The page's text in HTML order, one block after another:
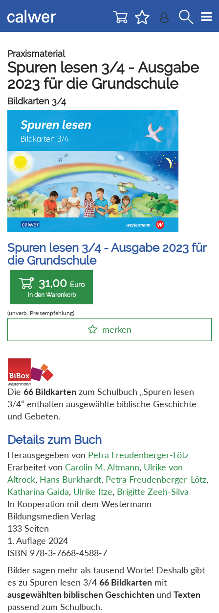
zur
Navigation
zum
Inhalt
Praxismaterial
Spuren lesen 3/4 - Ausgabe
2023 für die Grundschule
Bildkarten 3/4
Spuren lesen 3/4 - Ausgabe 2023 für
die Grundschule
31,00 Euro
In den Warenkorb
(unverb. Preisempfehlung)
merken
Die 66 Bildkarten zum Schulbuch „Spuren lesen
3/4“ enthalten ausgewählte biblische Geschichte
und Gebeten.
Details zum Buch
Herausgegeben von Petra Freudenberger-Lötz
Erarbeitet von Carolin M. Altmann, Ulrike von
Altrock, Hans Burkhardt, Petra Freudenberger-Lötz,
Katharina Gaida, Ulrike Itze, Brigitte Zeeh-Silva
In Kooperation mit dem Westermann
Bildungsmedien Verlag
133 Seiten
1. Auflage 2024
ISBN 978-3-7668-4588-7
Bilder sagen mehr als tausend Worte! Deshalb gibt
es zu Spuren lesen 3/4 66 Bildkarten mit
ausgewählten biblischen Geschichten und Texten
passend zum Schulbuch.